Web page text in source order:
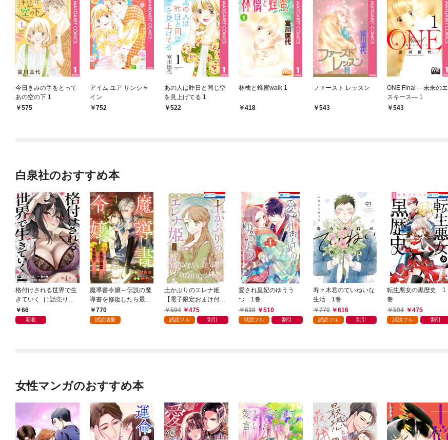
今日きみの手をとって
あの空の下 1
575
アイム ユア サンシャ
イン
752
あの人は昨日と同じ空
を見上げてる 1
522
林檎と蜂蜜walk 1
418
ファースト レッスン
543
ONE Final ―未来のエ
スキース― 1
543
白泉社のおすすめ本
格付けされる世界で生
きていく［1話売り］
第1話
66
新着
魔導書令嬢～伝説の魔
導書を修復したら最強
の精霊が味方になりま
した（クールな王弟殿
770
試読増量
土かぶりのエレナ姫
【電子限定おまけ付
き】 1巻
594 475
試読フル 割引
愛され皇妃のゆうう
つ 1巻
638
510
試読フル 割引
寿々木君のていねいな
生活 1巻
770
616
試読フル 割引
転生悪女の黒歴史 1
巻
594
475
試読フル 割引
女性マンガのおすすめ本